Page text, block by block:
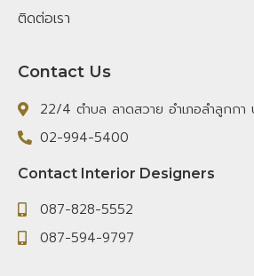
ติดต่อเรา
Contact Us
22/4 ตำบล ลาดสวาย อำเภอลำลูกกา
02-994-5400
Contact Interior Designers
087-828-5552
087-594-9797